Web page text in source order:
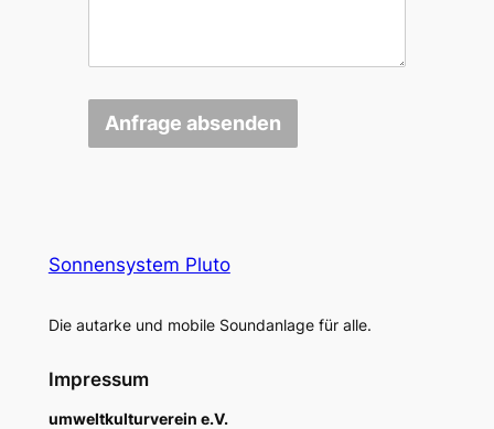
Anfrage absenden
Sonnensystem Pluto
Die autarke und mobile Soundanlage für alle.
Impressum
umweltkulturverein e.V.